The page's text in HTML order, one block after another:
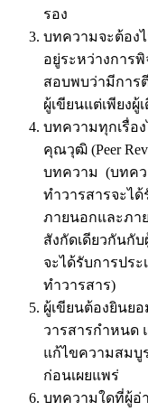
รอง
บทความจะต้อง
อยู่ระหว่างการ
สอบพบว่ามีการ
ผู้เขียนแต่เพียงผู้
บทความทุกเรื่อ
คุณวุฒิ (Peer
บทความ (บทค
ทำวารสารจะไ
ภายนอกและภา
สังกัดเดียวกันกั
จะได้รับการปร
ทำวารสาร)
ผู้เขียนต้องยินย
วารสารกำหนด
แก้ไขความสม
ก่อนเผยแพร่
บทความใดที่ผู้อ่